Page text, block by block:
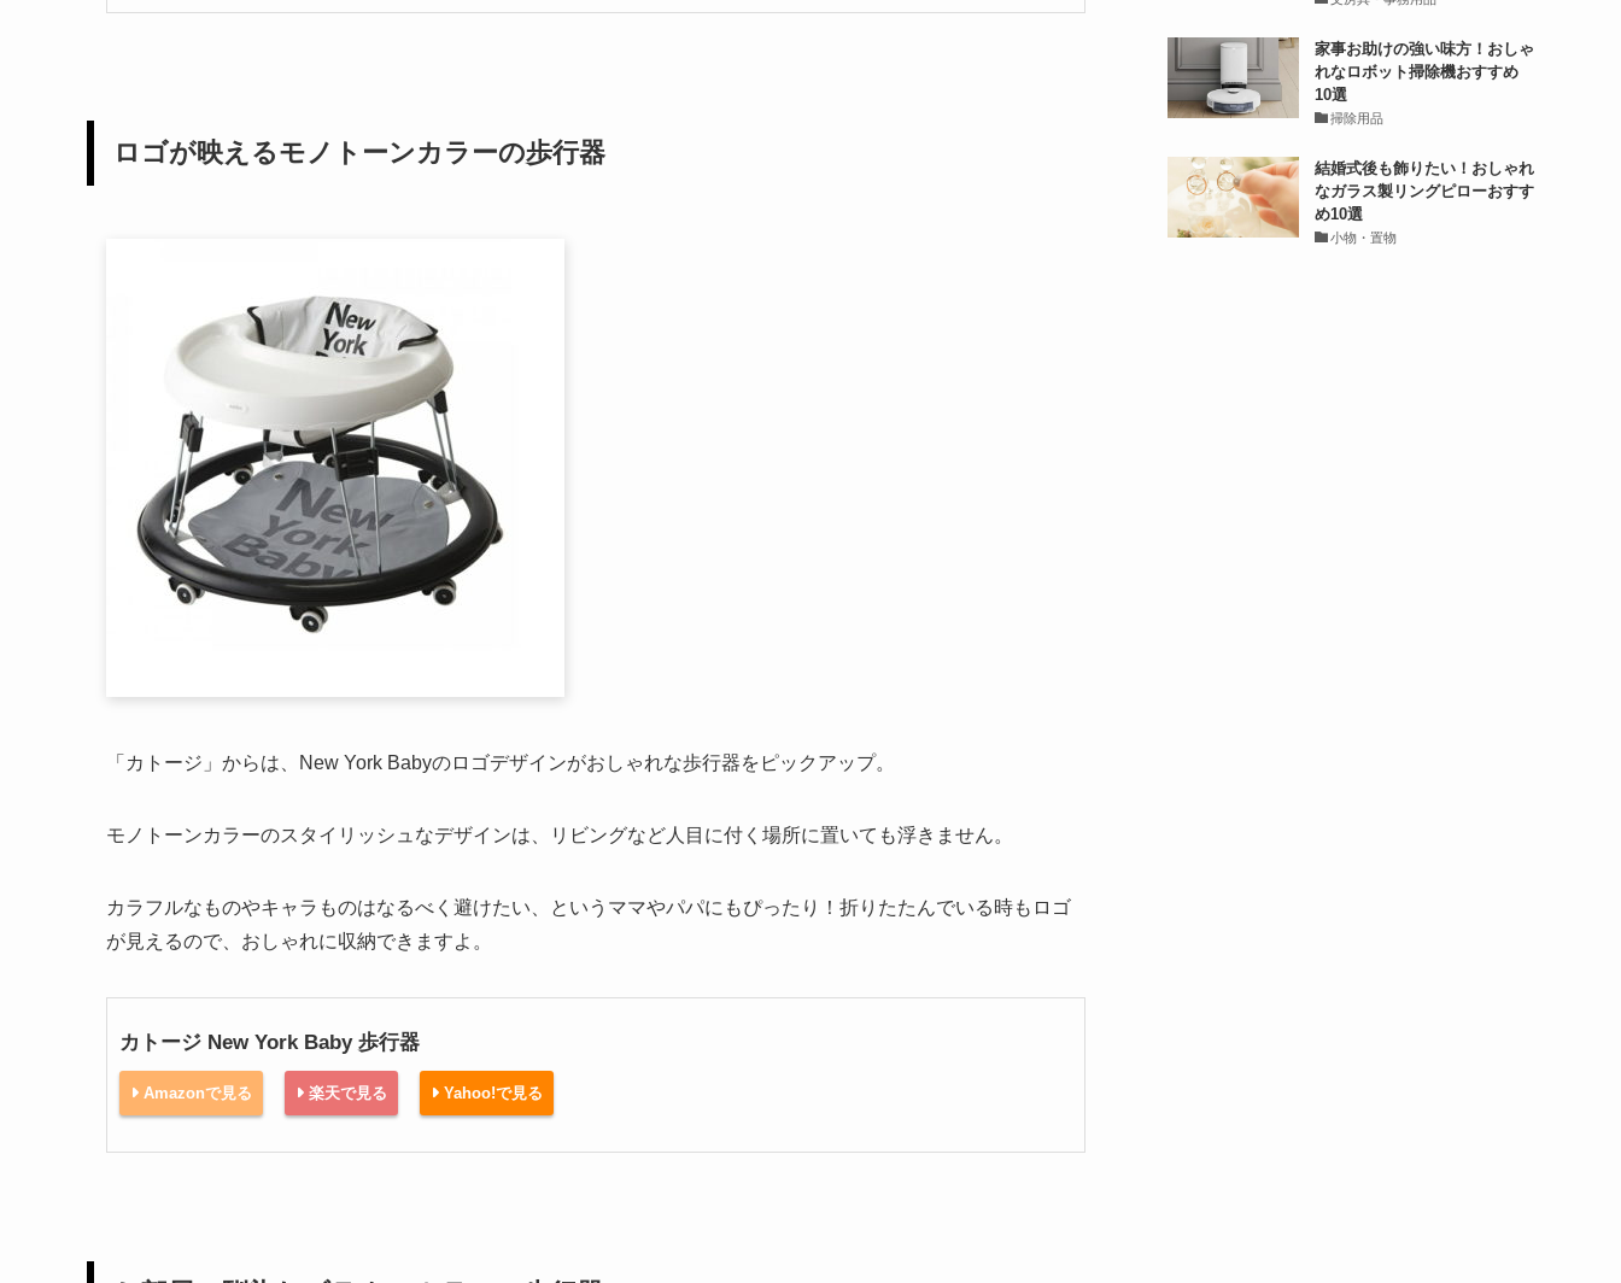
ロゴが映えるモノトーンカラーの歩行器
「カトージ」からは、New York Babyのロゴデザインがおしゃれな歩行器をピックアップ。
モノトーンカラーのスタイリッシュなデザインは、リビングなど人目に付く場所に置いても浮きません。
カラフルなものやキャラものはなるべく避けたい、というママやパパにもぴったり！折りたたんでいる時もロゴ
が見えるので、おしゃれに収納できますよ。
カトージ New York Baby 歩行器
Amazonで見る 楽天で見る Yahoo!で見る
家事お助けの強い味方！おしゃ
れなロボット掃除機おすすめ
10選
掃除用品
結婚式後も飾りたい！おしゃれ
なガラス製リングピローおすす
め10選
小物・置物